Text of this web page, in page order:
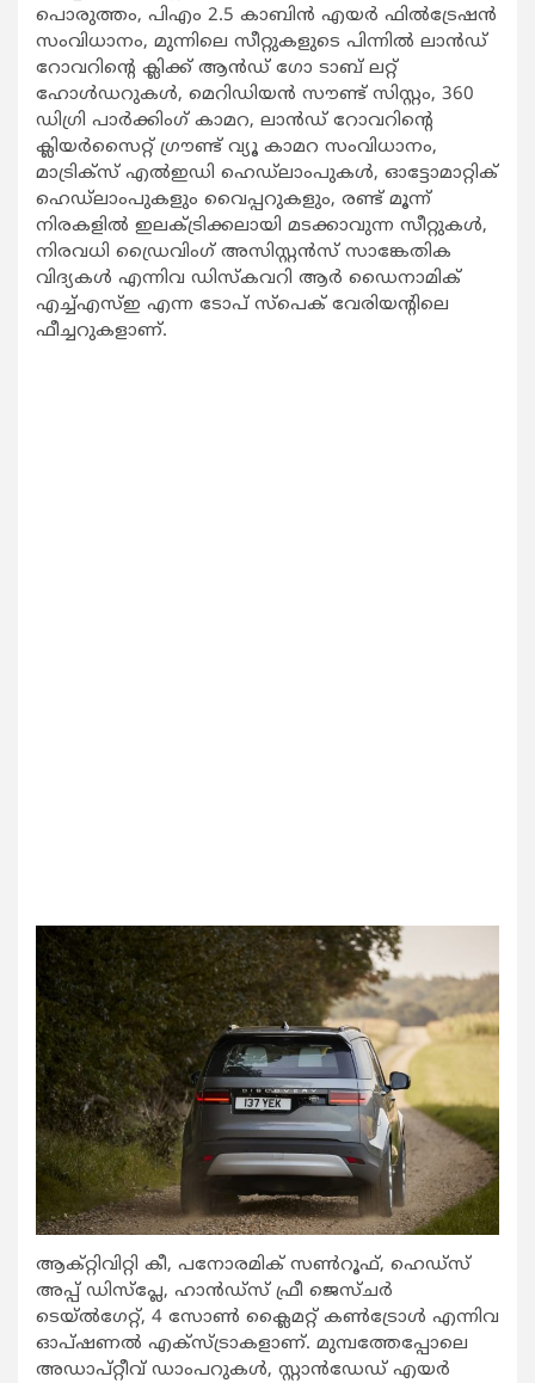
പൊരുത്തം, പിഎം 2.5 കാബിൻ എയർ ഫിൽട്രേഷൻ
സംവിധാനം, മുന്നിലെ സീറ്റുകളുടെ പിന്നിൽ ലാൻഡ്
റോവറിന്റെ ക്ലിക്ക് ആൻഡ് ഗോ ടാബ് ലറ്റ്
ഹോൾഡറുകൾ, മെറിഡിയൻ സൗണ്ട് സിസ്റ്റം, 360
ഡിഗ്രി പാർക്കിംഗ് കാമറ, ലാൻഡ് റോവറിന്റെ
ക്ലിയർസൈറ്റ് ഗ്രൗണ്ട് വ്യൂ കാമറ സംവിധാനം,
മാട്രിക്സ് എൽഇഡി ഹെഡ്ലാംപുകൾ, ഓട്ടോമാറ്റിക്
ഹെഡ്ലാംപുകളും വൈപ്പറുകളും, രണ്ട് മൂന്ന്
നിരകളിൽ ഇലക്ട്രിക്കലായി മടക്കാവുന്ന സീറ്റുകൾ,
നിരവധി ഡ്രൈവിംഗ് അസിസ്റ്റൻസ് സാങ്കേതിക
വിദ്യകൾ എന്നിവ ഡിസ്കവറി ആർ ഡൈനാമിക്
എച്ച്എസ്ഇ എന്ന ടോപ് സ്പെക് വേരിയന്റിലെ
ഫീച്ചറുകളാണ്.
ആക്റ്റിവിറ്റി കീ, പനോരമിക് സൺറൂഫ്, ഹെഡ്സ്
അപ്പ് ഡിസ്പ്ലേ, ഹാൻഡ്സ് ഫ്രീ ജെസ്ചർ
ടെയ്ൽഗേറ്റ്, 4 സോൺ ക്ലൈമറ്റ് കൺട്രോൾ എന്നിവ
ഓപ്ഷണൽ എക്സ്ട്രാകളാണ്. മുമ്പത്തേപ്പോലെ
അഡാപ്‌റ്റീവ് ഡാംപറുകൾ, സ്റ്റാൻഡേഡ് എയർ